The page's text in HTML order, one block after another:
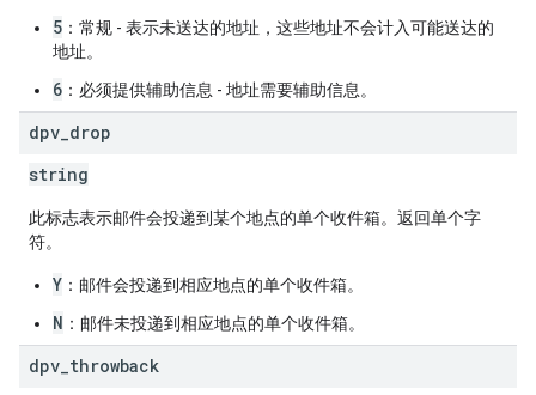
5 ：常规 - 表示未送达的地址，这些地址不会计入可能送达的
地址。
6 ：必须提供辅助信息 - 地址需要辅助信息。
dpv drop
string
此标志表示邮件会投递到某个地点的单个收件箱。返回单个字
符。
Y ：邮件会投递到相应地点的单个收件箱。
N ：邮件未投递到相应地点的单个收件箱。
dpv throwback